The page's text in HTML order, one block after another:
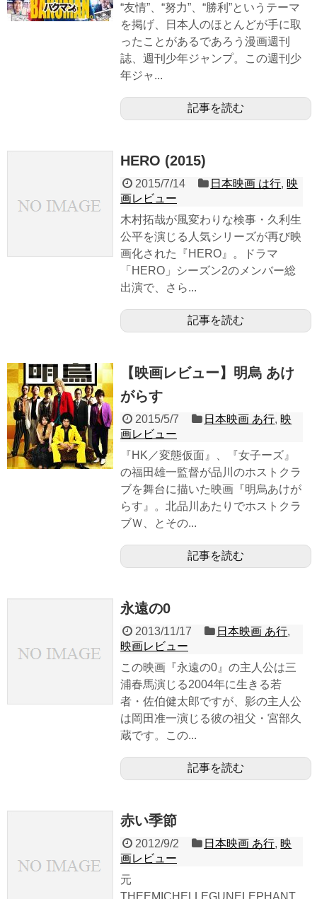
“友情”、“努力”、“勝利”というテーマ
を掲げ、日本人のほとんどが手に取
ったことがあるであろう漫画週刊
誌、週刊少年ジャンプ。この週刊少
年ジャ...
記事を読む
HERO (2015)
2015/7/14 日本映画 は行, 映
画レビュー
木村拓哉が風変わりな検事・久利生
公平を演じる人気シリーズが再び映
画化された『HERO』。ドラマ
「HERO」シーズン2のメンバー総
出演で、さら...
記事を読む
【映画レビュー】明烏 あけ
がらす
2015/5/7 日本映画 あ行, 映
画レビュー
『HK／変態仮面』、『女子ーズ』
の福田雄一監督が品川のホストクラ
ブを舞台に描いた映画『明烏あけが
らす』。北品川あたりでホストクラ
ブＷ、とその...
記事を読む
永遠の0
2013/11/17 日本映画 あ行,
映画レビュー
この映画『永遠の0』の主人公は三
浦春馬演じる2004年に生きる若
者・佐伯健太郎ですが、影の主人公
は岡田准一演じる彼の祖父・宮部久
蔵です。この...
記事を読む
赤い季節
2012/9/2 日本映画 あ行, 映
画レビュー
元